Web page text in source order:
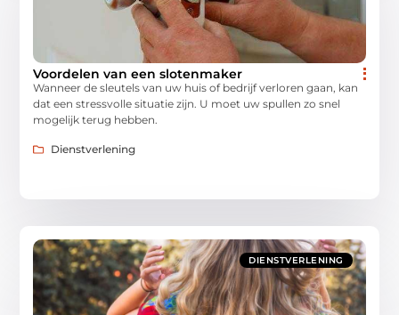
Voordelen van een slotenmaker
Wanneer de sleutels van uw huis of bedrijf verloren gaan, kan
dat een stressvolle situatie zijn. U moet uw spullen zo snel
mogelijk terug hebben.
Dienstverlening
DIENSTVERLENING